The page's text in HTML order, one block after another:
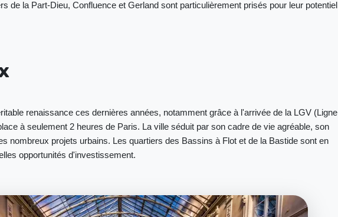
de la Part-Dieu, Confluence et Gerland sont particulièrement prisés pour leur potentiel
renaissance ces dernières années, notamment grâce à l'arrivée de la LGV (Ligne
à seulement 2 heures de Paris. La ville séduit par son cadre de vie agréable, son
nombreux projets urbains. Les quartiers des Bassins à Flot et de la Bastide sont en
opportunités d'investissement.